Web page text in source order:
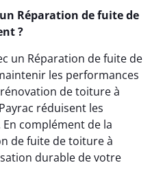
Réparation de fuite de
?
un Réparation de fuite de
les performances
de toiture à
réduisent les
complément de la
de fuite de toiture à
durable de votre